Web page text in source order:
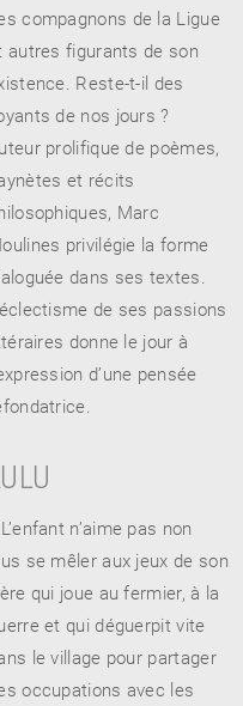
compagnons de la Ligue
autres figurants de son
Reste-t-il des
de nos jours ?
prolifique de poèmes,
et récits
Marc
privilégie la forme
dans ses textes.
de ses passions
donne le jour à
d’une pensée
n’aime pas non
se mêler aux jeux de son
qui joue au fermier, à la
et qui déguerpit vite
le village pour partager
occupations avec les